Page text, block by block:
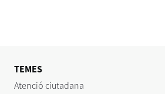
TEMES
Atenció ciutadana